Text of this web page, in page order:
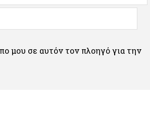
μου σε αυτόν τον πλοηγό για την